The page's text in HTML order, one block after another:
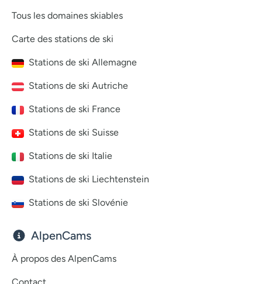
Tous les domaines skiables
Carte des stations de ski
Stations de ski Allemagne
Stations de ski Autriche
Stations de ski France
Stations de ski Suisse
Stations de ski Italie
Stations de ski Liechtenstein
Stations de ski Slovénie
AlpenCams
À propos des AlpenCams